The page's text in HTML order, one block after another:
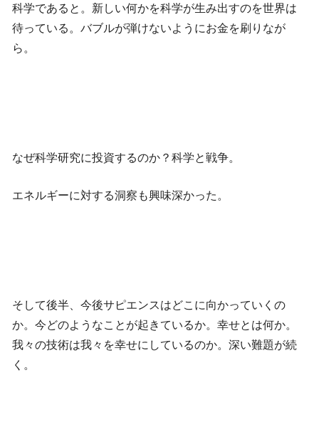
科学であると。新しい何かを科学が生み出すのを世界は
待っている。バブルが弾けないようにお金を刷りなが
ら。
なぜ科学研究に投資するのか？科学と戦争。
エネルギーに対する洞察も興味深かった。
そして後半、今後サピエンスはどこに向かっていくの
か。今どのようなことが起きているか。幸せとは何か。
我々の技術は我々を幸せにしているのか。深い難題が続
く。